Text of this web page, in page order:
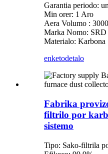
Garantia periodo:
Min orer: 1 Aro
Aera Volumo :
Marka Nomo: SRD
Materialo: Karbona
enketodetalo
Fabrika
filtrilo por
sistemo
Tipo: Sako-filtrila